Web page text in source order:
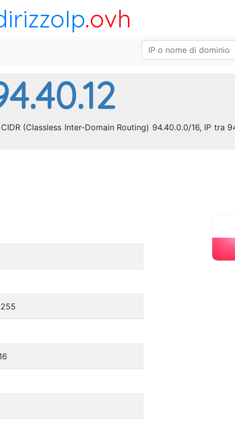
.ovh
(Classless Inter-Domain Routing) 94.40.0.0/16, IP tra